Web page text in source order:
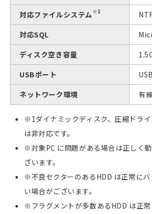
対応ファイルシステム ※1
対応SQL
ディスク空き容量
USBポート
ネットワーク環境
有
※1ダイナミックディスク、圧縮ドラ
は非対応です。
※対象PC に問題がある場合は正しく
ざいます。
※不良セクターのあるHDD は正常に
い場合がございます。
※フラグメントが多数あるHDD は正